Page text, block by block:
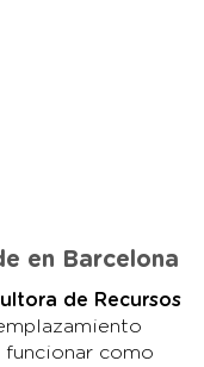
en Barcelona
de Recursos
como